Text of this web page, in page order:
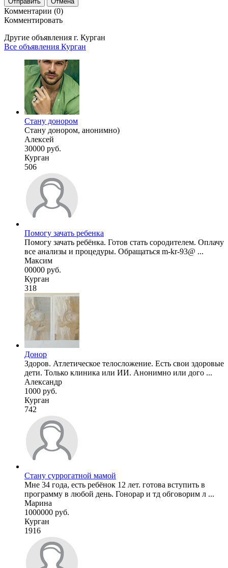
Комментарии (0)
Комментировать
Другие объявления г. Курган
Все объявления Курган
Стану донором
Стану донором, анонимно)
Алексей
30000 руб.
Курган
506
Помогу зачать ребенка
Помогу зачать ребёнка. Готов стать сородителем. Оплачу
все анализы и процедуры. Обращаться m-kr-93@ ...
Максим
00000 руб.
Курган
318
Донор
Здоров. Атлетическое телосложение. Есть свои здоровые
дети. Только клиника или ИИ. Анонимно или дого ...
Александр
1000 руб.
Курган
742
Стану суррогатной мамой
Мне 34 года, есть ребёнок 12 лет. готова вступить в
программу в любой день. Гонорар и тд обговорим л ...
Марина
1000000 руб.
Курган
1916